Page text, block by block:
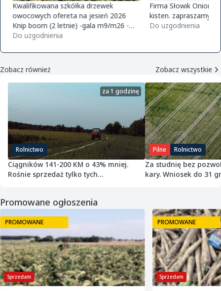
Kwalifikowana szkółka drzewek
owocowych ofereta na jesień 2026
Knip boom (2 letnie) -gala m9/m26 -
golden m9 -jeronimo m9/m26 -mutsu
Do uzgodnienia
Firma Słowik Onions
kisten. zapraszamy
Do uzgodnienia
Zobacz również Zobacz wszystkie
Rolnictwo
za 1 godzinę
Ciągników 141-200 KM o 43% mniej.
Rośnie sprzedaż tylko tych
Pilne Rolnictwo
Za studnię bez
kary. Wniosek do 31
Promowane ogłoszenia
Sprzedam
PROMOWANE
Sprzedam
PROMOWANE